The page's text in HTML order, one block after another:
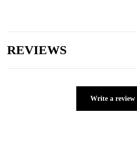
REVIEWS
Write a review